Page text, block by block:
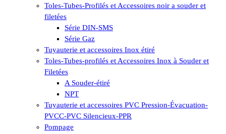
Toles-Tubes-Profilés et Accessoires noir a souder et
filetées
Série DIN-SMS
Série Gaz
Tuyauterie et accessoires Inox étiré
Toles-Tubes-profilés et Accessoires Inox à Souder et
Filetées
A Souder-étiré
NPT
Tuyauterie et accessoires PVC Pression-Évacuation-
PVCC-PVC Silencieux-PPR
Pompage